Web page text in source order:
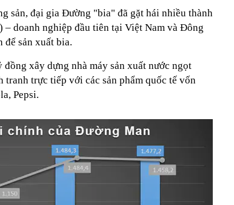
sản, đại gia Đường "bia" đã gặt hái nhiều thành
doanh nghiệp đầu tiên tại Việt Nam và Đông
sản xuất bia.
xây dựng nhà máy sản xuất nước ngọt
tranh trực tiếp với các sản phẩm quốc tế vốn
Pepsi.